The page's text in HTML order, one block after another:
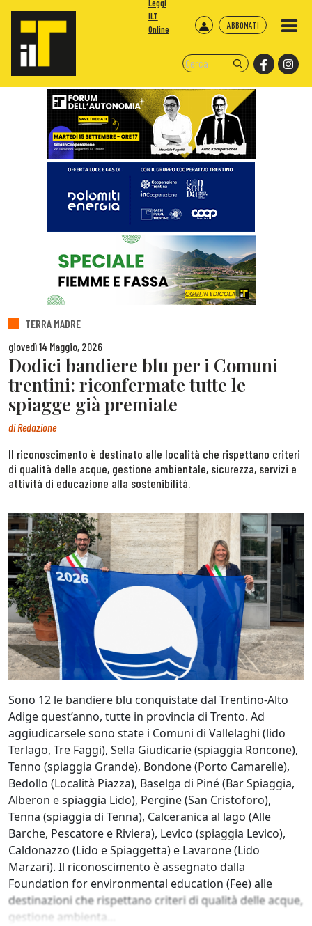
ABBONATI
Leggi
ILT
Online
TERRA MADRE
giovedì 14 Maggio, 2026
Dodici bandiere blu per i Comuni
trentini: riconfermate tutte le
spiagge già premiate
diRedazione
Il riconoscimento è destinato alle località che rispettano criteri
di qualità delle acque, gestione ambientale, sicurezza, servizi e
attività di educazione alla sostenibilità.
Sono 12 le bandiere blu conquistate dal Trentino-Alto
Adige quest’anno, tutte in provincia di Trento. Ad
aggiudicarsele sono state i Comuni di Vallelaghi (lido
Terlago, Tre Faggi), Sella Giudicarie (spiaggia Roncone),
Tenno (spiaggia Grande), Bondone (Porto Camarelle),
Bedollo (Località Piazza), Baselga di Piné (Bar Spiaggia,
Alberon e spiaggia Lido), Pergine (San Cristoforo),
Tenna (spiaggia di Tenna), Calceranica al lago (Alle
Barche, Pescatore e Riviera), Levico (spiaggia Levico),
Caldonazzo (Lido e Spiaggetta) e Lavarone (Lido
Marzari). Il riconoscimento è assegnato dalla
Foundation for environmental education (Fee) alle
destinazioni che rispettano criteri di qualità delle acque,
gestione ambienta...